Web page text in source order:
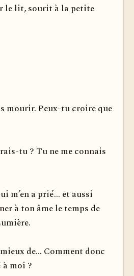
le lit, sourit à la petite
mourir. Peux-tu croire que
tu ? Tu ne me connais
m’en a prié... et aussi
à ton âme le temps de
de... Comment donc
moi ?